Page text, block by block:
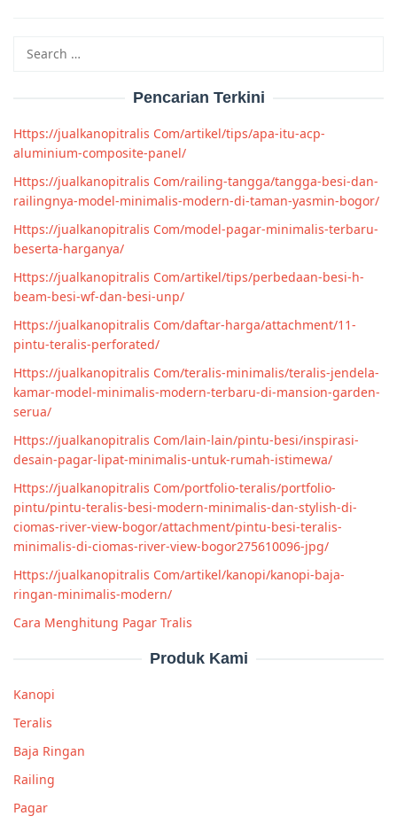
Pencarian Terkini
Https://jualkanopitralis Com/artikel/tips/apa-itu-acp-
aluminium-composite-panel/
Https://jualkanopitralis Com/railing-tangga/tangga-besi-dan-
railingnya-model-minimalis-modern-di-taman-yasmin-bogor/
Https://jualkanopitralis Com/model-pagar-minimalis-terbaru-
beserta-harganya/
Https://jualkanopitralis Com/artikel/tips/perbedaan-besi-h-
beam-besi-wf-dan-besi-unp/
Https://jualkanopitralis Com/daftar-harga/attachment/11-
pintu-teralis-perforated/
Https://jualkanopitralis Com/teralis-minimalis/teralis-jendela-
kamar-model-minimalis-modern-terbaru-di-mansion-garden-
serua/
Https://jualkanopitralis Com/lain-lain/pintu-besi/inspirasi-
desain-pagar-lipat-minimalis-untuk-rumah-istimewa/
Https://jualkanopitralis Com/portfolio-teralis/portfolio-
pintu/pintu-teralis-besi-modern-minimalis-dan-stylish-di-
ciomas-river-view-bogor/attachment/pintu-besi-teralis-
minimalis-di-ciomas-river-view-bogor275610096-jpg/
Https://jualkanopitralis Com/artikel/kanopi/kanopi-baja-
ringan-minimalis-modern/
Cara Menghitung Pagar Tralis
Produk Kami
Kanopi
Teralis
Baja Ringan
Railing
Pagar